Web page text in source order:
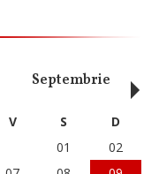
Septembrie
V S
D
01
02